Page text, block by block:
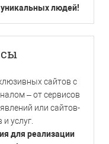
людей!
сайтов с
– от сервисов
или сайтов-
услуг.
для реализации